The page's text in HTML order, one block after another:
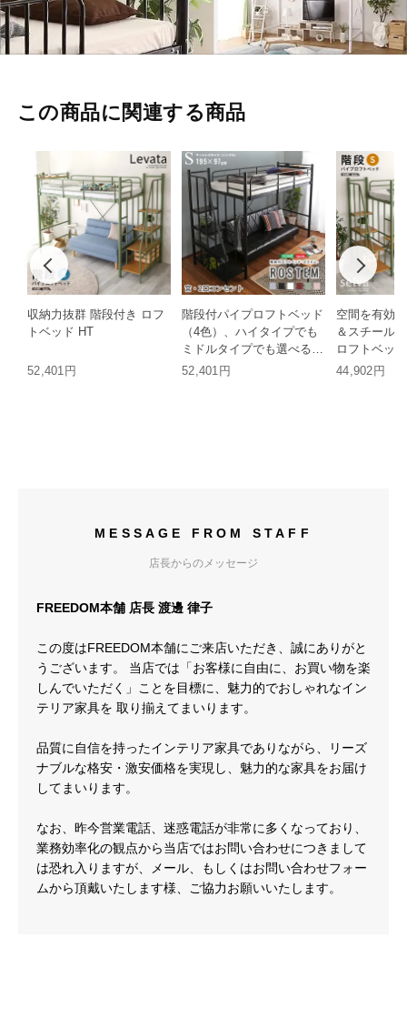
この商品に関連する商品
収納力抜群 階段付き ロフ
トベッド HT
52,401円
階段付パイプロフトベッド
（4色）、ハイタイプでも
ミドルタイプでも選べる大
容量の収納力 | Rostem-ロ
52,401円
空間を有効
＆スチール
ロフトベッ
44,902円
MESSAGE FROM STAFF
店長からのメッセージ
FREEDOM本舗 店長 渡邊 律子
この度はFREEDOM本舗にご来店いただき、誠にありがと
うございます。 当店では「お客様に自由に、お買い物を楽
しんでいただく」ことを目標に、魅力的でおしゃれなイン
テリア家具を 取り揃えてまいります。
品質に自信を持ったインテリア家具でありながら、リーズ
ナブルな格安・激安価格を実現し、魅力的な家具をお届け
してまいります。
なお、昨今営業電話、迷惑電話が非常に多くなっており、
業務効率化の観点から当店ではお問い合わせにつきまして
は恐れ入りますが、メール、もしくはお問い合わせフォー
ムから頂戴いたします様、ご協力お願いいたします。